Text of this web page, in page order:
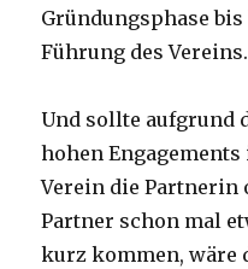
Gründungsphase
Führung des Vereins.
Und sollte aufgrund
hohen Engagements
Verein die Partnerin
Partner schon mal
kurz kommen, wäre